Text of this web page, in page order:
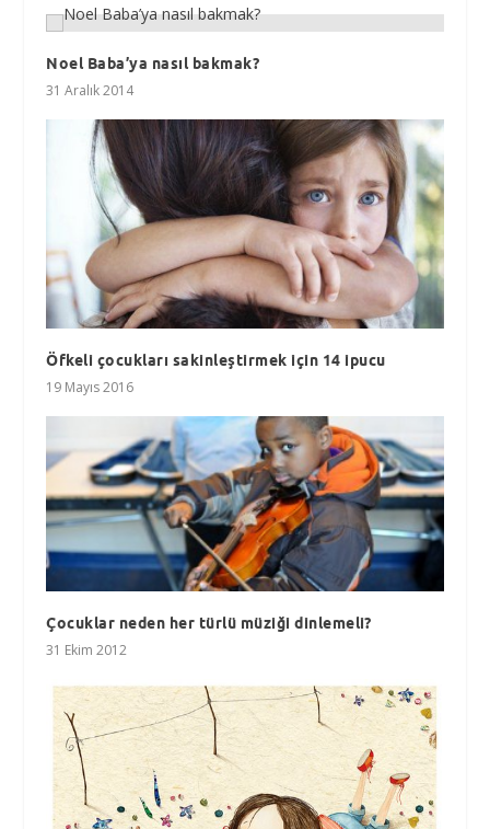
Noel Baba’ya nasıl bakmak?
31 Aralık 2014
Öfkeli çocukları sakinleştirmek için 14 ipucu
19 Mayıs 2016
Çocuklar neden her türlü müziği dinlemeli?
31 Ekim 2012